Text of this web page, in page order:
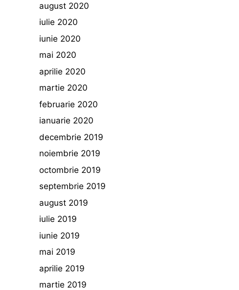
august 2020
iulie 2020
iunie 2020
mai 2020
aprilie 2020
martie 2020
februarie 2020
ianuarie 2020
decembrie 2019
noiembrie 2019
octombrie 2019
septembrie 2019
august 2019
iulie 2019
iunie 2019
mai 2019
aprilie 2019
martie 2019